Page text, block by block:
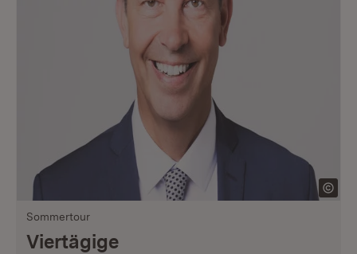
Sommertour
Viertägige